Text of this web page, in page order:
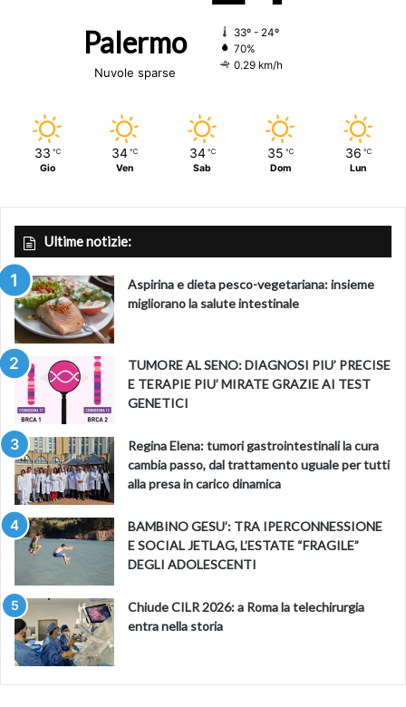
Palermo
Nuvole sparse
33º - 24º
70%
0.29 km/h
33 ℃
Gio
34 ℃
Ven
34 ℃
Sab
35 ℃
Dom
36 ℃
Lun
Ultime notizie:
Aspirina e dieta pesco-vegetariana: insieme
migliorano la salute intestinale
TUMORE AL SENO: DIAGNOSI PIU’ PRECISE
E TERAPIE PIU’ MIRATE GRAZIE AI TEST
GENETICI
Regina Elena: tumori gastrointestinali la cura
cambia passo, dal trattamento uguale per tutti
alla presa in carico dinamica
BAMBINO GESU’: TRA IPERCONNESSIONE
E SOCIAL JETLAG, L’ESTATE “FRAGILE”
DEGLI ADOLESCENTI
Chiude CILR 2026: a Roma la telechirurgia
entra nella storia